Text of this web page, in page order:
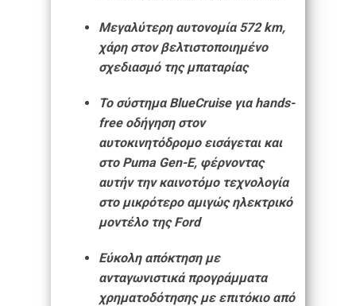
Μεγαλύτερη αυτονομία 572 km,
χάρη στον βελτιστοποιημένο
σχεδιασμό της μπαταρίας
Το σύστημα BlueCruise για hands-
free οδήγηση στον
αυτοκινητόδρομο εισάγεται και
στο Puma Gen-E, φέρνοντας
αυτήν την καινοτόμο τεχνολογία
στο μικρότερο αμιγώς ηλεκτρικό
μοντέλο της Ford
Εύκολη απόκτηση με
ανταγωνιστικά προγράμματα
χρηματοδότησης με επιτόκιο από